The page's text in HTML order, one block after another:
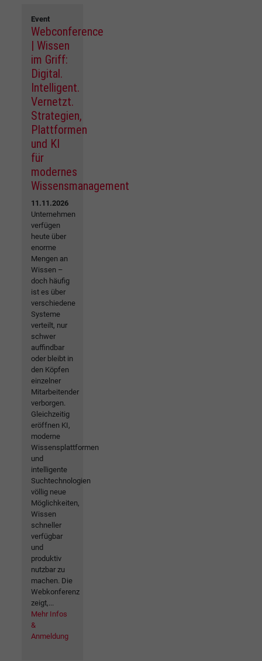
Event
Webconference
| Wissen
im Griff:
Digital.
Intelligent.
Vernetzt.
Strategien,
Plattformen
und KI
für
modernes
Wissensmanagement
11.11.2026
Unternehmen
verfügen
heute über
enorme
Mengen an
Wissen –
doch häufig
ist es über
verschiedene
Systeme
verteilt, nur
schwer
auffindbar
oder bleibt in
den Köpfen
einzelner
Mitarbeitender
verborgen.
Gleichzeitig
eröffnen KI,
moderne
Wissensplattformen
und
intelligente
Suchtechnologien
völlig neue
Möglichkeiten,
Wissen
schneller
verfügbar
und
produktiv
nutzbar zu
machen. Die
Webkonferenz
zeigt,...
Mehr Infos
&
Anmeldung